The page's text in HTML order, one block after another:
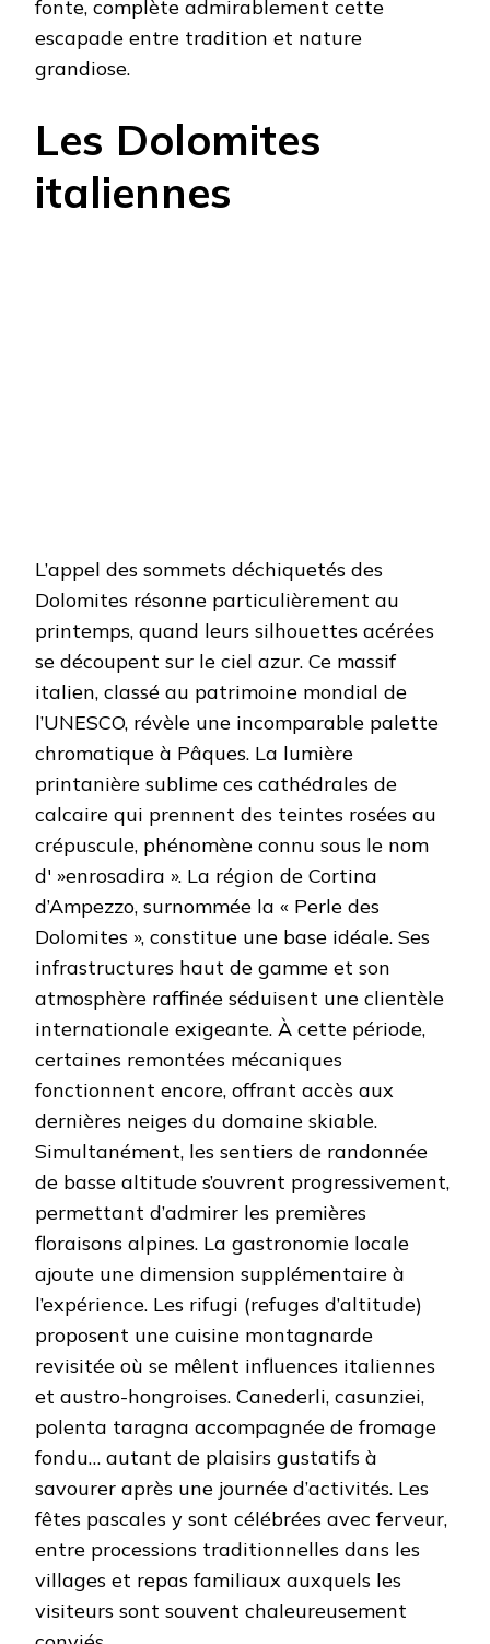
fonte, complète admirablement cette
escapade entre tradition et nature
grandiose.
Les Dolomites
italiennes
L’appel des sommets déchiquetés des
Dolomites résonne particulièrement au
printemps, quand leurs silhouettes acérées
se découpent sur le ciel azur. Ce massif
italien, classé au patrimoine mondial de
l’UNESCO, révèle une incomparable palette
chromatique à Pâques. La lumière
printanière sublime ces cathédrales de
calcaire qui prennent des teintes rosées au
crépuscule, phénomène connu sous le nom
d' »enrosadira ». La région de Cortina
d’Ampezzo, surnommée la « Perle des
Dolomites », constitue une base idéale. Ses
infrastructures haut de gamme et son
atmosphère raffinée séduisent une clientèle
internationale exigeante. À cette période,
certaines remontées mécaniques
fonctionnent encore, offrant accès aux
dernières neiges du domaine skiable.
Simultanément, les sentiers de randonnée
de basse altitude s’ouvrent progressivement,
permettant d’admirer les premières
floraisons alpines. La gastronomie locale
ajoute une dimension supplémentaire à
l’expérience. Les rifugi (refuges d’altitude)
proposent une cuisine montagnarde
revisitée où se mêlent influences italiennes
et austro-hongroises. Canederli, casunziei,
polenta taragna accompagnée de fromage
fondu… autant de plaisirs gustatifs à
savourer après une journée d’activités. Les
fêtes pascales y sont célébrées avec ferveur,
entre processions traditionnelles dans les
villages et repas familiaux auxquels les
visiteurs sont souvent chaleureusement